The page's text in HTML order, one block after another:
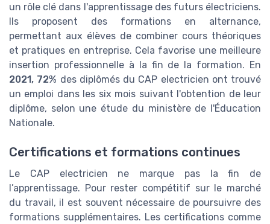
un rôle clé dans l'apprentissage des futurs électriciens.
Ils proposent des formations en alternance,
permettant aux élèves de combiner cours théoriques
et pratiques en entreprise. Cela favorise une meilleure
insertion professionnelle à la fin de la formation. En
2021, 72% des diplômés du CAP electricien ont trouvé
un emploi dans les six mois suivant l'obtention de leur
diplôme, selon une étude du ministère de l'Éducation
Nationale.
Certifications et formations continues
Le CAP electricien ne marque pas la fin de
l’apprentissage. Pour rester compétitif sur le marché
du travail, il est souvent nécessaire de poursuivre des
formations supplémentaires. Les certifications comme